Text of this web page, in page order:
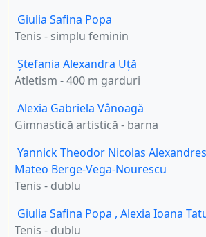
Giulia Safina Popa
Tenis - simplu feminin
Ștefania Alexandra Uță
Atletism - 400 m garduri
Alexia Gabriela Vânoagă
Gimnastică artistică - barna
Yannick Theodor Nicolas
Mateo Berge-Vega-Nourescu
Tenis - dublu
Giulia Safina Popa , Alexia Ioana
Tenis - dublu